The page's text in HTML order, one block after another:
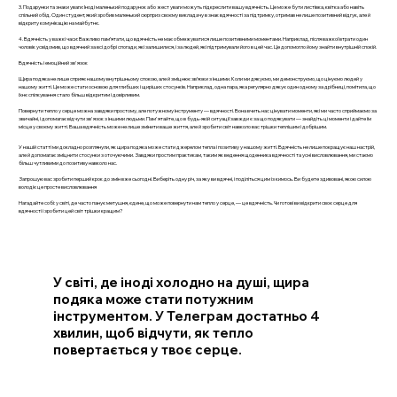
3. Подарунки та знаки уваги: Іноді маленький подарунок або жест уваги можуть підкреслити вашу вдячність. Це може бути листівка, квітка або навіть
спільний обід. Один студент, який зробив маленький сюрприз своєму викладачу в знак вдячності за підтримку, отримав не лише позитивний відгук, але й
відкриту комунікацію на майбутнє.
4. Вдячність у важкі часи: Важливо пам’ятати, що вдячність не має обмежуватися лише позитивними моментами. Наприклад, після важкої втрати один
чоловік усвідомив, що вдячний за всі добрі спогади, які залишилися, і за людей, які підтримували його в цей час. Це допомогло йому знайти внутрішній спокій.
Вдячність і емоційний зв'язок
Щира подяка не лише сприяє нашому внутрішньому спокою, але й зміцнює зв’язки з іншими. Коли ми дякуємо, ми демонструємо, що цінуємо людей у
нашому житті. Це може стати основою для глибших і щиріших стосунків. Наприклад, одна пара, яка регулярно дякує один одному за дрібниці, помітила, що
їхнє спілкування стало більш відкритим і довірливим.
Повернути тепло у серце можна завдяки простому, але потужному інструменту — вдячності. Вона вчить нас цінувати моменти, які ми часто сприймаємо за
звичайні, і допомагає відчути зв'язок з іншими людьми. Пам'ятайте, що в будь-якій ситуації завжди є за що подякувати — знайдіть ці моменти і дайте їм
місце у своєму житті. Ваша вдячність може не лише змінити ваше життя, але й зробити світ навколо вас трішки теплішим і добрішим.
У нашій статті ми докладно розглянули, як щира подяка може стати джерелом тепла і позитиву у нашому житті. Вдячність не лише покращує наш настрій,
але й допомагає зміцнити стосунки з оточуючими. Завдяки простим практикам, таким як ведення щоденника вдячності та усні висловлювання, ми стаємо
більш чутливими до позитиву навколо нас.
Запрошую вас зробити перший крок до змін вже сьогодні. Виберіть одну річ, за яку ви вдячні, і поділіться цим із кимось. Ви будете здивовані, якою силою
володіє це просте висловлювання
Нагадайте собі: у світі, де часто панує метушня, єдине, що може повернути нам тепло у серце, — це вдячність. Чи готові ви відкрити своє серце для
вдячності і зробити цей світ трішки кращим?
У світі, де іноді холодно на душі, щира
подяка може стати потужним
інструментом. У Телеграм достатньо 4
хвилин, щоб відчути, як тепло
повертається у твоє серце.